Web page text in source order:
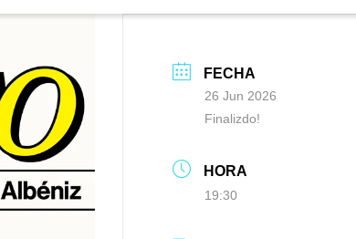
FECHA
26 Jun 2026
Finalizdo!
HORA
19:30